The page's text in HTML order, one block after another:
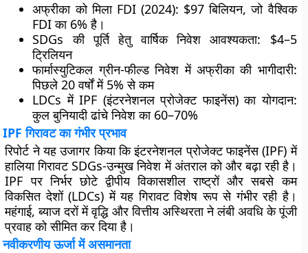
अफ्रीका को मिला FDI (2024): $97 बिलियन, जो वैश्विक
FDI का 6% है।
SDGs की पूर्ति हेतु वार्षिक निवेश आवश्यकता: $4–5
ट्रिलियन
फार्मास्युटिकल ग्रीन-फील्ड निवेश में अफ्रीका की भागीदारी:
पिछले 20 वर्षों में 5% से कम
LDCs में IPF (इंटरनेशनल प्रोजेक्ट फाइनेंस) का योगदान:
कुल बुनियादी ढांचे निवेश का 60–70%
IPF गिरावट का गंभीर प्रभाव
रिपोर्ट ने यह उजागर किया कि इंटरनेशनल प्रोजेक्ट फाइनेंस (IPF) में
हालिया गिरावट SDGs-उन्मुख निवेश में अंतराल को और बढ़ा रही है।
IPF पर निर्भर छोटे द्वीपीय विकासशील राष्ट्रों और सबसे कम
विकसित देशों (LDCs) में यह गिरावट विशेष रूप से गंभीर रही है।
महंगाई, ब्याज दरों में वृद्धि और वित्तीय अस्थिरता ने लंबी अवधि के पूंजी
प्रवाह को सीमित कर दिया है।
नवीकरणीय ऊर्जा में असमानता